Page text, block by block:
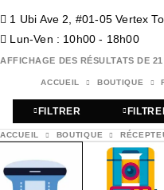
1 Ubi Ave 2, #01-05 Vertex
Lun-Ven : 10h00 - 18h00
AFFICHAGE DES RÉSULTATS DE
ACCUEIL BOUTIQUE
FILTRER
ACCUEIL BOUTIQUE